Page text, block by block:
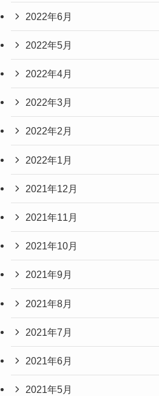
2022年6月
2022年5月
2022年4月
2022年3月
2022年2月
2022年1月
2021年12月
2021年11月
2021年10月
2021年9月
2021年8月
2021年7月
2021年6月
2021年5月